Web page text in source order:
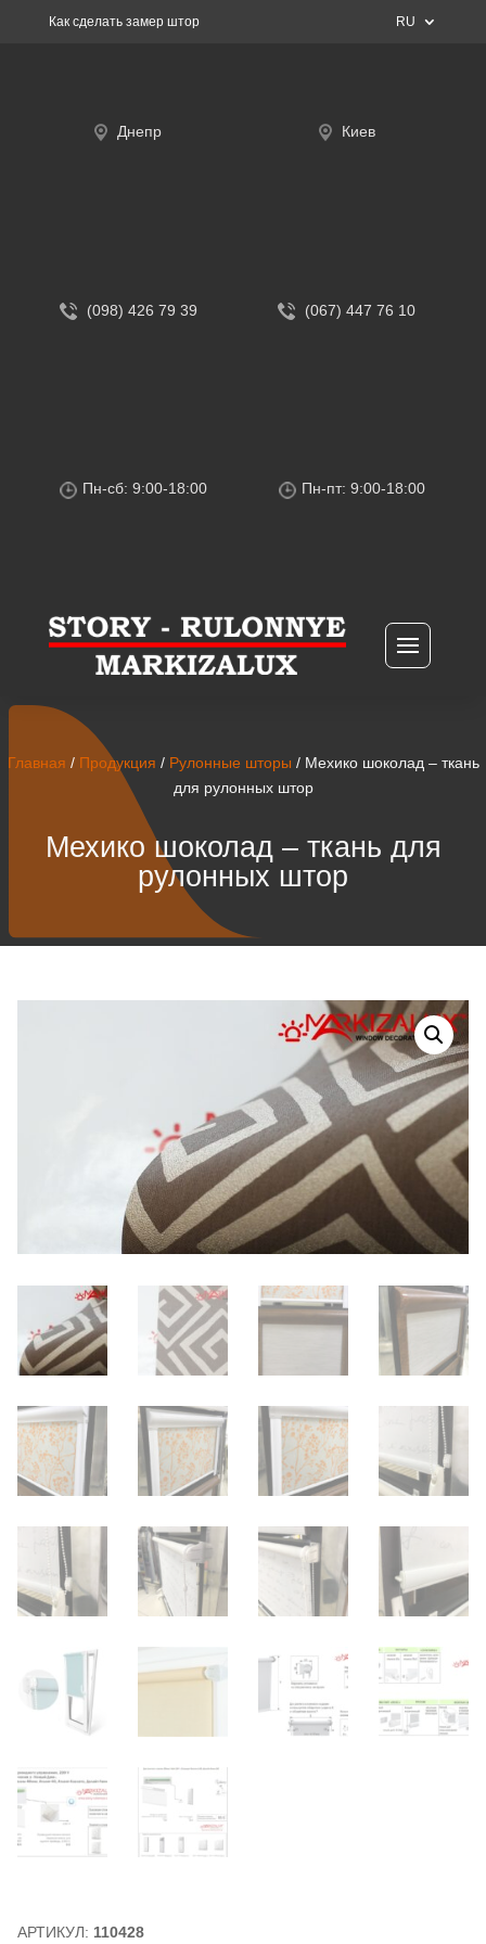
Как сделать замер штор RU
Днепр
(098) 426 79 39
Пн-сб: 9:00-18:00
Киев
(067) 447 76 10
Пн-пт: 9:00-18:00
Главная / Продукция / Рулонные шторы / Мехико шоколад – ткань
для рулонных штор
Мехико шоколад – ткань для
рулонных штор
АРТИКУЛ: 110428